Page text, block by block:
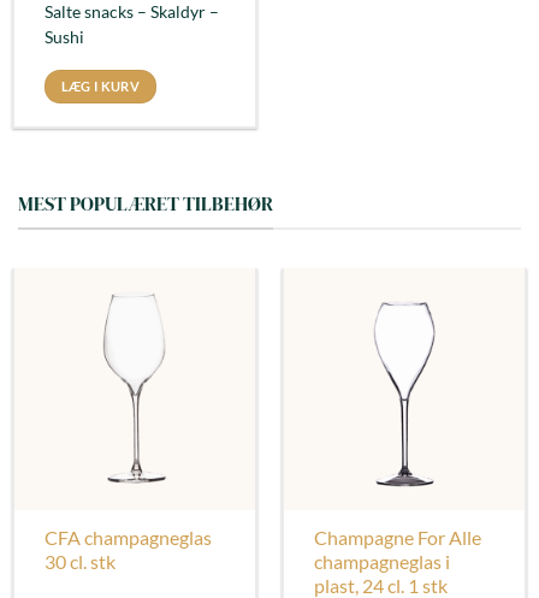
Salte snacks – Skaldyr –
Sushi
LÆG I KURV
MEST POPULÆRET TILBEHØR
CFA champagneglas
30 cl. stk
Champagne For Alle
champagneglas i
plast, 24 cl. 1 stk